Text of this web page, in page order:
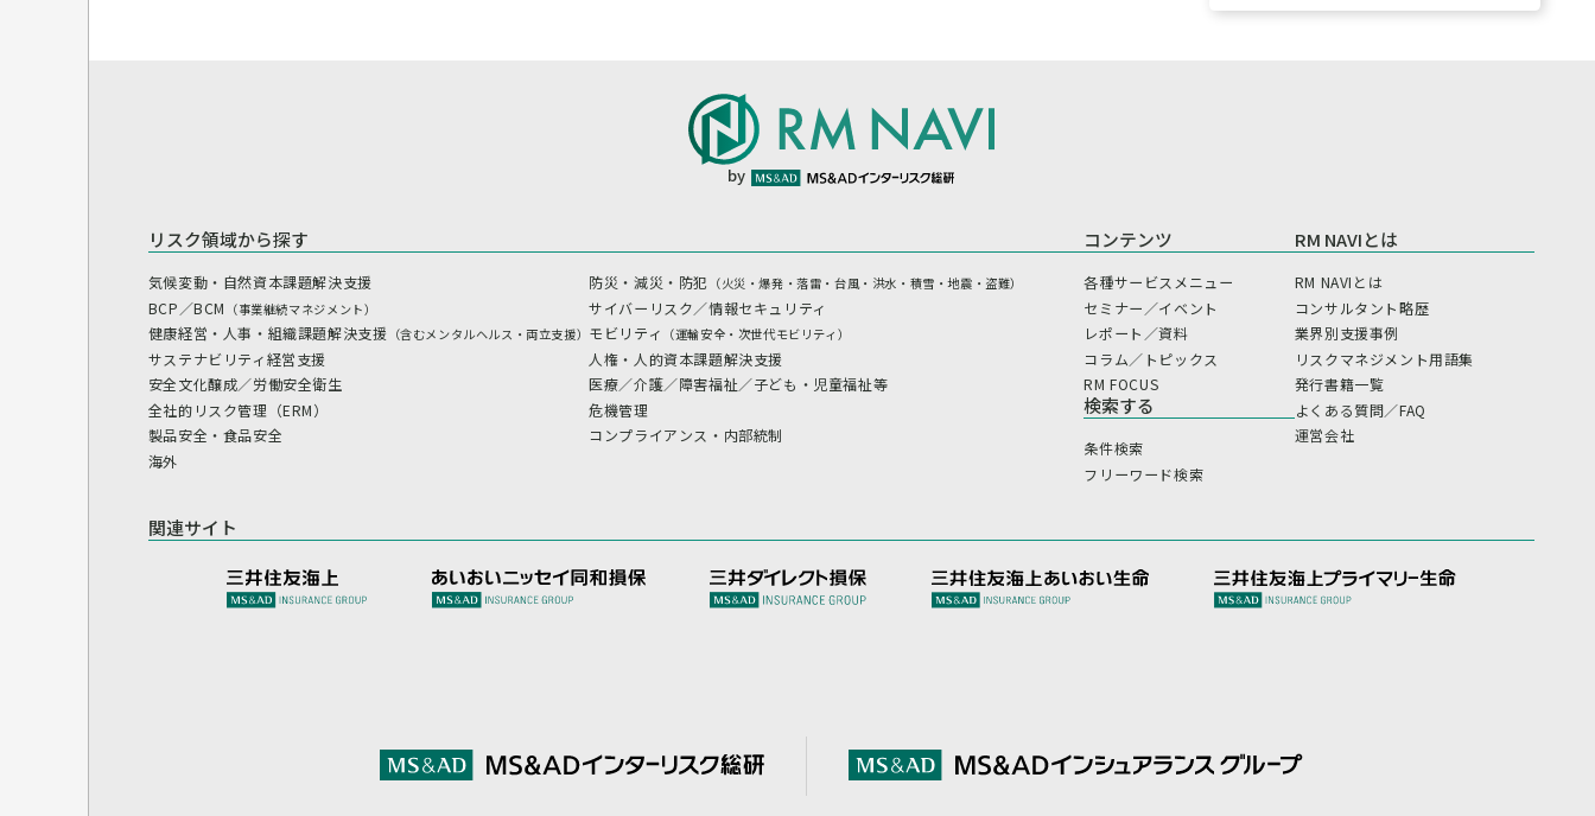
by
リスク領域から探す
気候変動・自然資本課題解決支援
BCP／BCM （事業継続マネジメント）
健康経営・人事・組織課題解決支援 （含むメンタルヘルス・両立支援）
サステナビリティ経営支援
安全文化醸成／労働安全衛生
全社的リスク管理（ERM）
製品安全・食品安全
海外
防災・減災・防犯 （火災・爆発・落雷・台風・洪水・積雪・地震・盗難）
サイバーリスク／情報セキュリティ
モビリティ （運輸安全・次世代モビリティ）
人権・人的資本課題解決支援
医療／介護／障害福祉／子ども・児童福祉等
危機管理
コンプライアンス・内部統制
コンテンツ
各種サービスメニュー
セミナー／イベント
レポート／資料
コラム／トピックス
RM FOCUS
検索する
条件検索
フリーワード検索
RM NAVIとは
RM NAVIとは
コンサルタント略歴
業界別支援事例
リスクマネジメント用語集
発行書籍一覧
よくある質問／FAQ
運営会社
関連サイト